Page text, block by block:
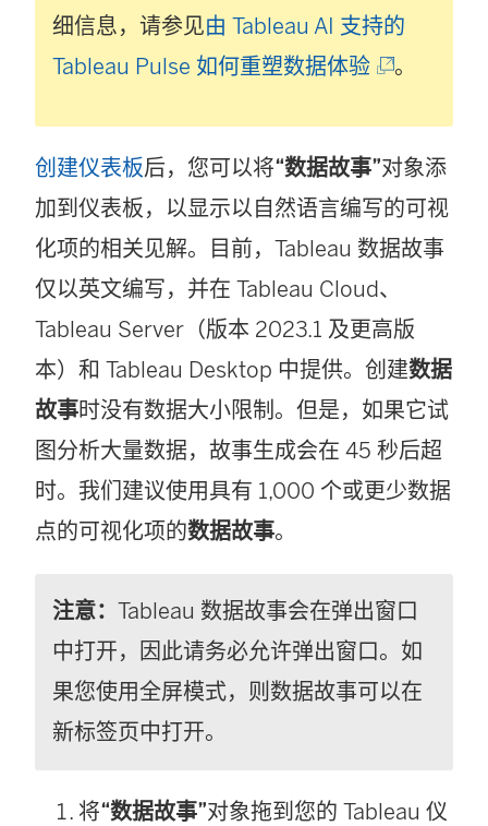
细信息，请参见由 Tableau AI 支持的
Tableau Pulse 如何重塑数据体验(
在
新
窗
中
打
。
创建仪表板后，您可以将“数据故事”对象添
加到仪表板，以显示以自然语言编写的可视
化项的相关见解。目前，Tableau 数据故事
仅以英文编写，并在 Tableau Cloud、
Tableau Server （版本 2023.1 及更高版
本）和 Tableau Desktop 中提供。创建数据
故事时没有数据大小限制。但是，如果它试
图分析大量数据，故事生成会在 45 秒后超
时。我们建议使用具有 1,000 个或更少数据
点的可视化项的数据故事。
注意： Tableau 数据故事会在弹出窗口
中打开，因此请务必允许弹出窗口。如
果您使用全屏模式，则数据故事可以在
新标签页中打开。
将“数据故事”对象拖到您的 Tableau 仪